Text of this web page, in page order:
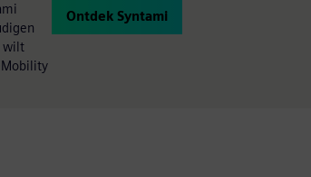
wilt
Ontdek Syntami